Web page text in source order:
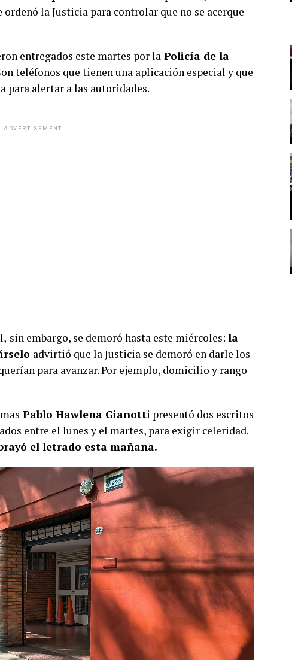
ordenó la Justicia para controlar que no se acerque
entregados este martes por la Policía de la
teléfonos que tienen una aplicación especial y que
para alertar a las autoridades.
ADVERTISEMENT
sin embargo, se demoró hasta este miércoles: la
advirtió que la Justicia se demoró en darle los
para avanzar. Por ejemplo, domicilio y rango
Pablo Hawlena Gianotti presentó dos escritos
entre el lunes y el martes, para exigir celeridad.
el letrado esta mañana.